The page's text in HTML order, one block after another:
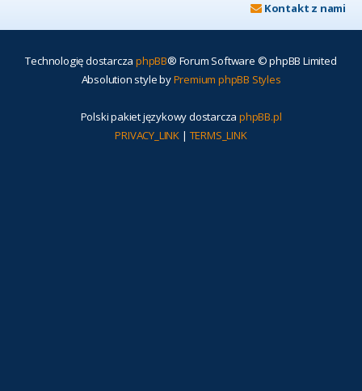
Kontakt z nami
Technologię dostarcza phpBB® Forum Software © phpBB Limited
Absolution style byPremium phpBB Styles
Polski pakiet językowy dostarcza phpBB.pl
PRIVACY_LINK | TERMS_LINK